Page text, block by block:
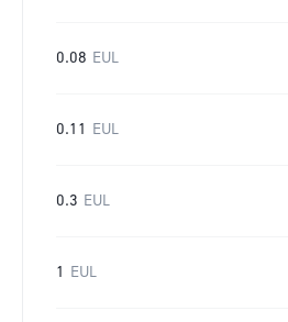
0.08 EUL
0.11 EUL
0.3 EUL
1 EUL